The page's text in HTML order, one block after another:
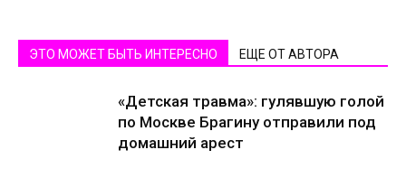
ЭТО МОЖЕТ БЫТЬ ИНТЕРЕСНО ЕЩЕ ОТ АВТОРА
«Детская травма»: гулявшую голой
по Москве Брагину отправили под
домашний арест